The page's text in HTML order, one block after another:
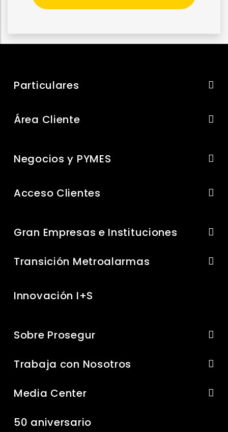
Particulares
Área Cliente
Negocios y PYMES
Acceso Clientes
Gran Empresas e Instituciones
Transición Metroalarmas
Innovación I+S
Sobre Prosegur
Trabaja con Nosotros
Media Center
50 aniversario